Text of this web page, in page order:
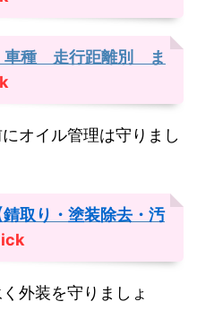
種 走行距離別 ま
オイル管理は守りまし
取り・塗装除去・汚
外装を守りましょ